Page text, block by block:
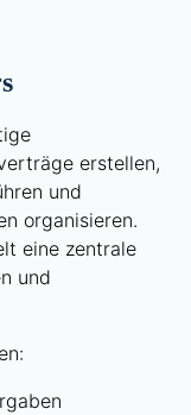
erstellen,
und
organisieren.
eine zentrale
und